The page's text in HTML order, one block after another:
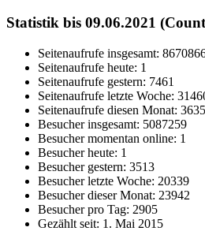
Statistik bis 09.06.2021
Seitenaufrufe insgesamt:
Seitenaufrufe heute: 1
Seitenaufrufe gestern: 7461
Seitenaufrufe letzte Woche:
Seitenaufrufe diesen Monat:
Besucher insgesamt: 5087259
Besucher momentan online: 1
Besucher heute: 1
Besucher gestern: 3513
Besucher letzte Woche: 20339
Besucher dieser Monat: 23942
Besucher pro Tag: 2905
Gezählt seit: 1. Mai 2015